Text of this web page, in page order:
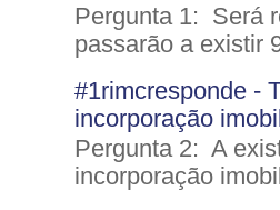
Pergunta 1: Será
passarão a existir
#1rimcresponde -
incorporação
Pergunta 2: A
incorporação